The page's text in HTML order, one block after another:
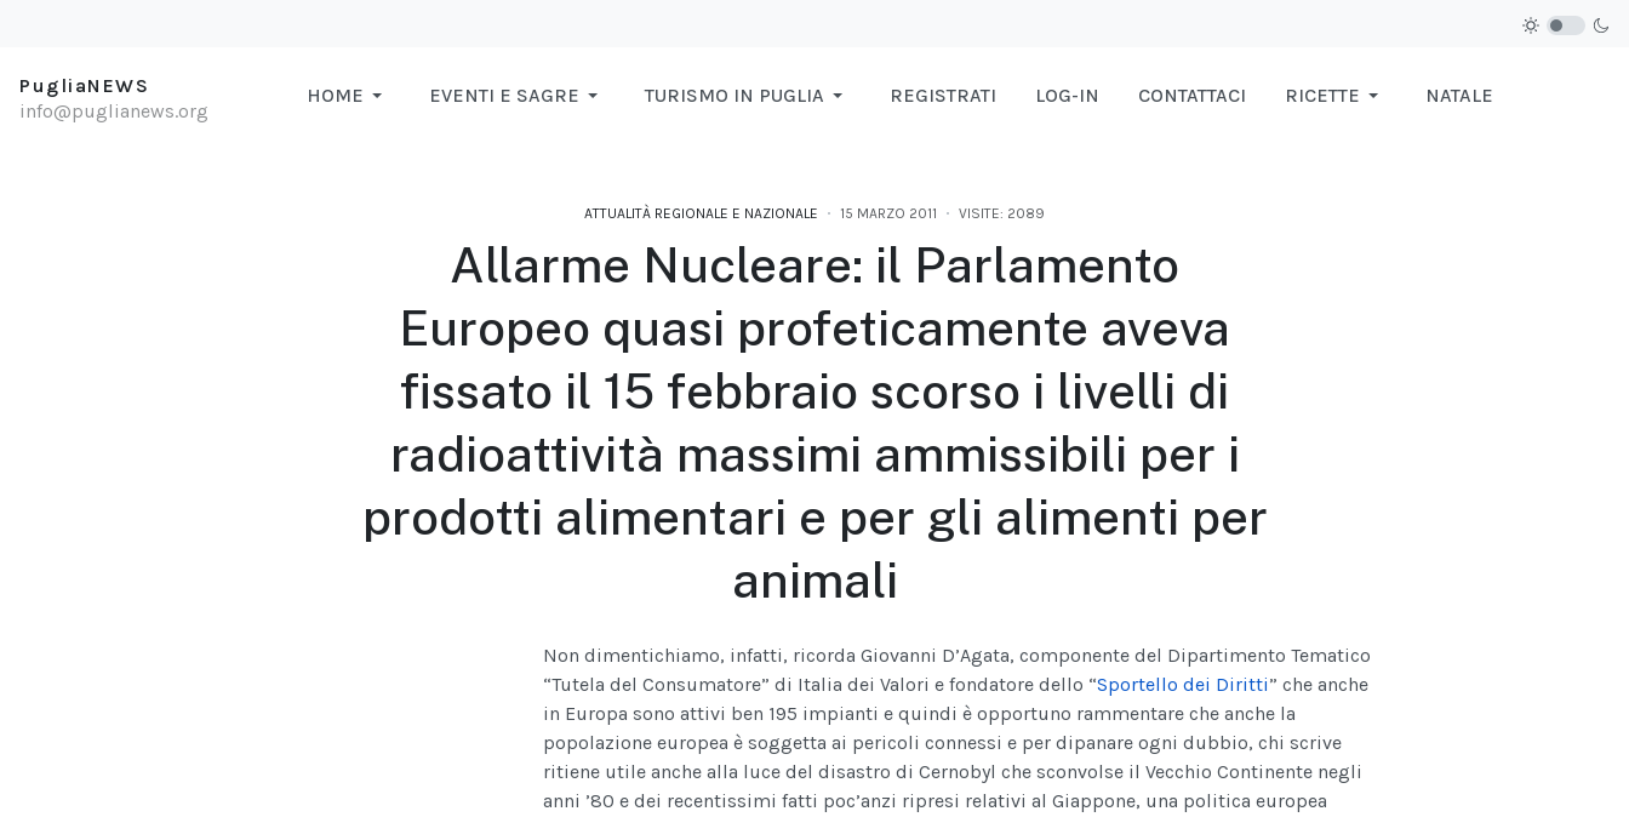
PugliaNEWS
info@puglianews.org
HOME EVENTI E SAGRE TURISMO IN PUGLIA REGISTRATI LOG-IN CONTATTACI RICETTE NATALE
ATTUALITÀ REGIONALE E NAZIONALE 15 MARZO 2011 VISITE: 2089
Allarme Nucleare: il Parlamento
Europeo quasi profeticamente aveva
fissato il 15 febbraio scorso i livelli di
radioattività massimi ammissibili per i
prodotti alimentari e per gli alimenti per
animali
Non dimentichiamo, infatti, ricorda Giovanni D’Agata, componente del Dipartimento Tematico
“Tutela del Consumatore” di Italia dei Valori e fondatore dello “Sportello dei Diritti” che anche
in Europa sono attivi ben 195 impianti e quindi è opportuno rammentare che anche la
popolazione europea è soggetta ai pericoli connessi e per dipanare ogni dubbio, chi scrive
ritiene utile anche alla luce del disastro di Cernobyl che sconvolse il Vecchio Continente negli
anni ’80 e dei recentissimi fatti poc’anzi ripresi relativi al Giappone, una politica europea